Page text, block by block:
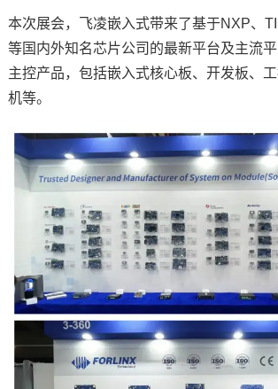
本次展会，飞凌嵌入式带来了基于NXP、
等国内外知名芯片公司的最新平台及主流
主控产品，包括嵌入式核心板、 开发板、
机等。